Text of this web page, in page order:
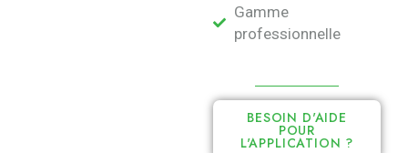
Gamme
professionnelle
BESOIN D'AIDE
POUR
L'APPLICATION ?